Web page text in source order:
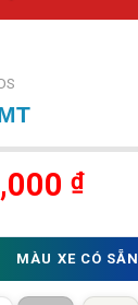
₫
MÀU XE CÓ SẴN